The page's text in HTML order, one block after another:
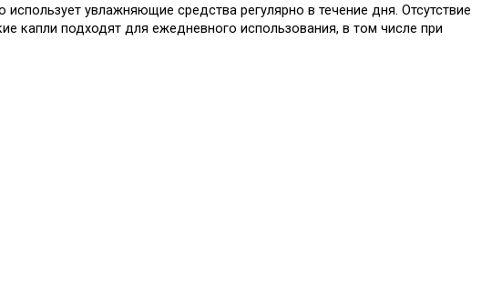
увлажняющие средства регулярно в течение дня. Отсутствие
капли подходят для ежедневного использования, в том числе при